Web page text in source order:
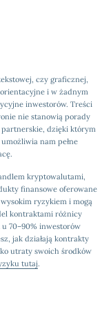
czy graficznej,
i w żadnym
inwestorów. Treści
nie stanowią porady
dzięki którym
nam pełne
kryptowalutami,
finansowe oferowane
ryzykiem i mogą
kontraktami różnicy
70–90% inwestorów
jak działają kontrakty
utraty swoich środków
tutaj.